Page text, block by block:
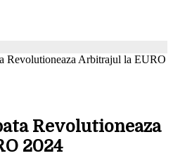
Revolutioneaza Arbitrajul la EURO
Revolutioneaza
2024